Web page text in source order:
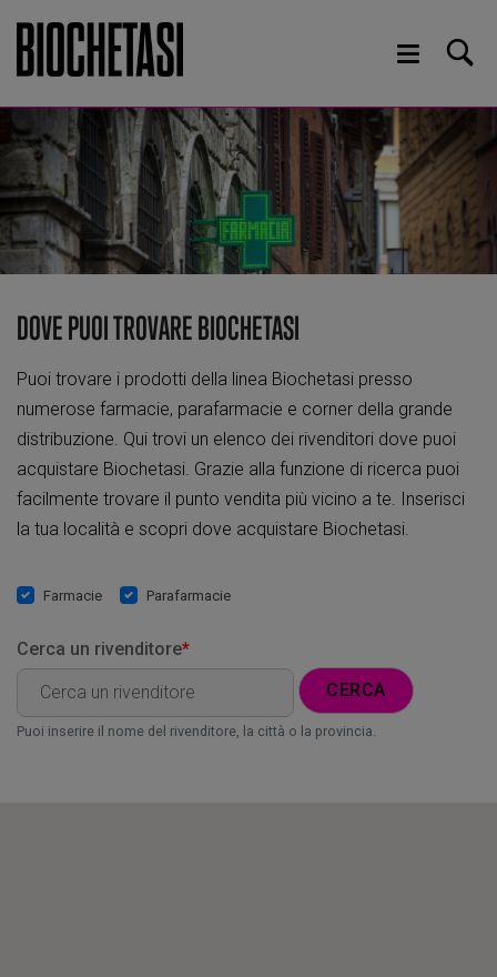
DOVE PUOI TROVARE BIOCHETASI
Puoi trovare i prodotti della linea Biochetasi presso
numerose farmacie, parafarmacie e corner della grande
distribuzione. Qui trovi un elenco dei rivenditori dove puoi
acquistare Biochetasi. Grazie alla funzione di ricerca puoi
facilmente trovare il punto vendita più vicino a te. Inserisci
la tua località e scopri dove acquistare Biochetasi.
Farmacie Parafarmacie
Cerca un rivenditore*
Puoi inserire il nome del rivenditore, la città o la provincia.
CERCA